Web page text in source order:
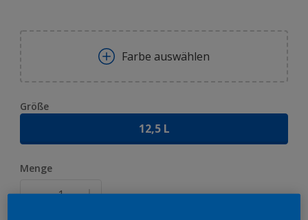
Farbe auswählen
Größe
12,5 L
Menge